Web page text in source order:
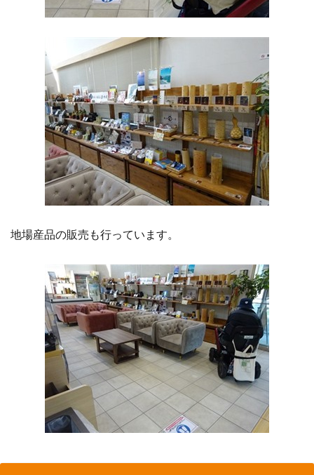
地場産品の販売も行っています。